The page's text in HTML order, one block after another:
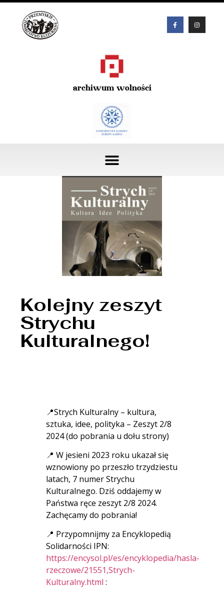
archiwum wolności
Kolejny zeszyt
Strychu
Kulturalnego!
📍Strych Kulturalny – kultura,
sztuka, idee, polityka – Zeszyt 2/8
2024 (do pobrania u dołu strony)
📍 W jesieni 2023 roku ukazał się
wznowiony po przeszło trzydziestu
latach, 7 numer Strychu
Kulturalnego. Dziś oddajemy w
Państwa ręce zeszyt 2/8 2024.
Zachęcamy do pobrania!
📍 Przypomnijmy za Encyklopedią
Solidarności IPN:
https://encysol.pl/es/encyklopedia/hasla-
rzeczowe/21551,Strych-
Kulturalny.html :